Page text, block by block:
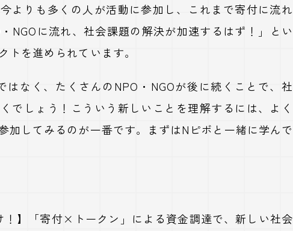
よりも多くの人が活動に参加し、これまで寄付に流れ
・ NGOに流れ、社会課題の解決が加速するはず！」とい
トを進められています。
はなく、たくさんのNPO ・ NGOが後に続くことで、社
でしょう！こういう新しいことを理解するには、よく
加してみるのが一番です。まずはN ピボと一緒に学んで
！】「寄付×トークン」による資金調達で、新しい社会